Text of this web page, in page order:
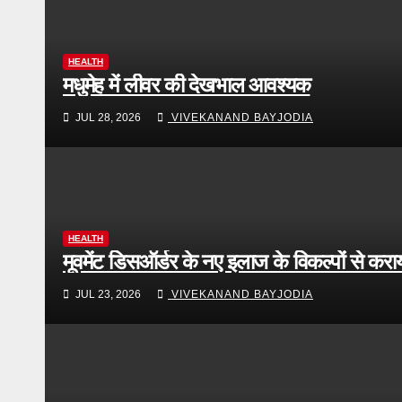
HEALTH
मधुमेह में लीवर की देखभाल आवश्यक
JUL 28, 2026 VIVEKANAND BAYJODIA
HEALTH
मूवमेंट डिसऑर्डर के नए इलाज के विकल्पों से
JUL 23, 2026 VIVEKANAND BAYJODIA